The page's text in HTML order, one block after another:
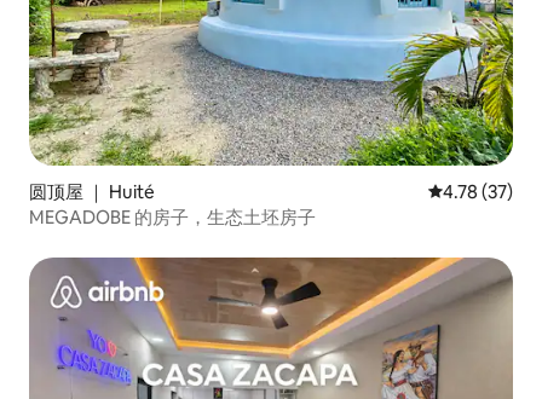
圆顶屋 ｜ Huité 平均评分
4.78 (37)
MEGADOBE 的房子，生态土坯房子